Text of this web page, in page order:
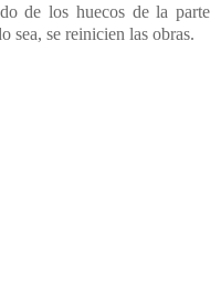
de los huecos de la parte
sea, se reinicien las obras.